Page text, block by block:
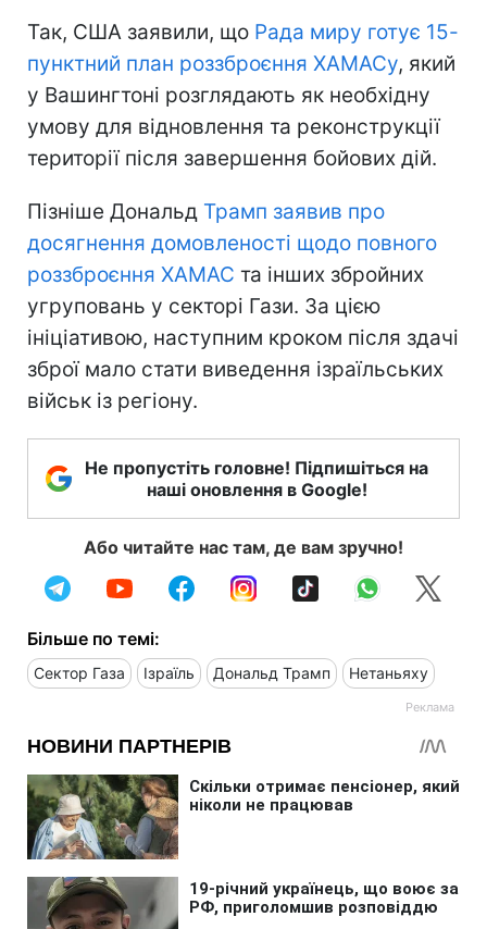
Так, США заявили, що Рада миру готує 15-
пунктний план роззброєння ХАМАСу, який
у Вашингтоні розглядають як необхідну
умову для відновлення та реконструкції
території після завершення бойових дій.
Пізніше Дональд Трамп заявив про
досягнення домовленості щодо повного
роззброєння ХАМАС та інших збройних
угруповань у секторі Гази. За цією
ініціативою, наступним кроком після здачі
зброї мало стати виведення ізраїльських
військ із регіону.
Не пропустіть головне! Підпишіться на
наші оновлення в Google!
Або читайте нас там, де вам зручно!
Більше по темі:
Сектор Газа Ізраїль Дональд Трамп Нетаньяху